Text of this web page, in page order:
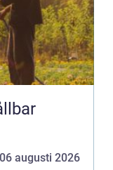
06 augusti 2026